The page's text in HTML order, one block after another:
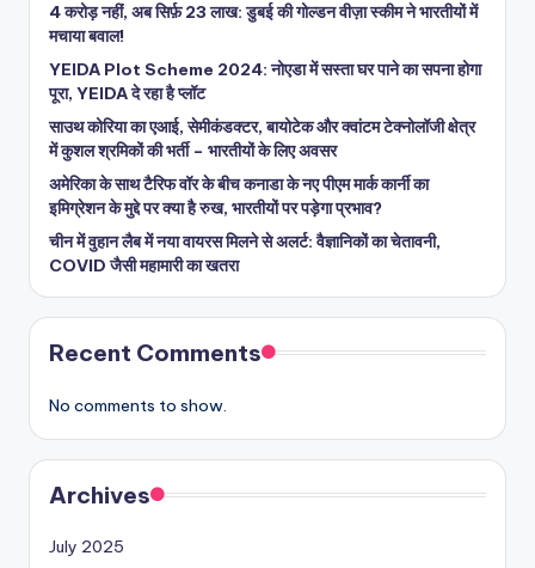
4 करोड़ नहीं, अब सिर्फ़ 23 लाख: डुबई की गोल्डन वीज़ा स्कीम ने भारतीयों में
मचाया बवाल!
YEIDA Plot Scheme 2024: नोएडा में सस्ता घर पाने का सपना होगा
पूरा, YEIDA दे रहा है प्लॉट
साउथ कोरिया का एआई, सेमीकंडक्टर, बायोटेक और क्वांटम टेक्नोलॉजी क्षेत्र
में कुशल श्रमिकों की भर्ती – भारतीयों के लिए अवसर
अमेरिका के साथ टैरिफ वॉर के बीच कनाडा के नए पीएम मार्क कार्नी का
इमिग्रेशन के मुद्दे पर क्या है रुख, भारतीयों पर पड़ेगा प्रभाव?
चीन में वुहान लैब में नया वायरस मिलने से अलर्ट: वैज्ञानिकों का चेतावनी,
COVID जैसी महामारी का खतरा
Recent Comments
No comments to show.
Archives
July 2025